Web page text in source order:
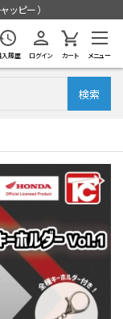
ッピー）
入履歴 ログイン カート メニュー
検索